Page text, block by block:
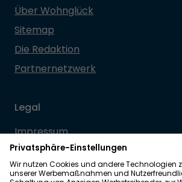
Über Wohnglück
Sitemap
Die Redaktion
Partnernetzwerk
Legal
Impressum
Datenschutz
Allgemeine Geschäftsbedingungen